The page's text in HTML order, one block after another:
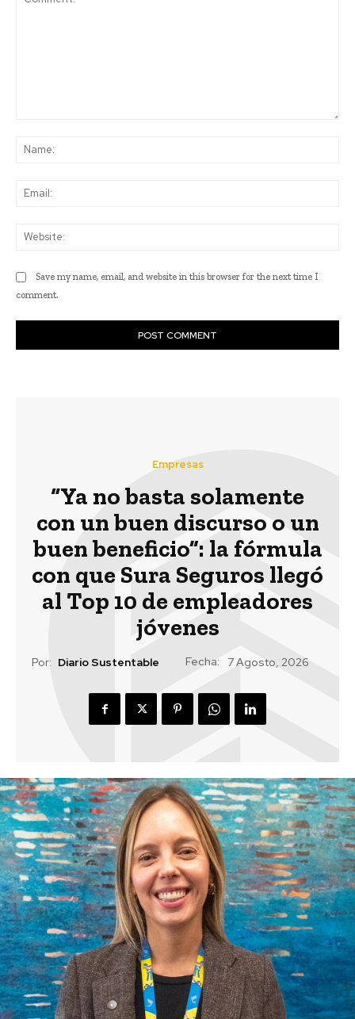
Save my name, email, and website in this browser for the next time I
comment.